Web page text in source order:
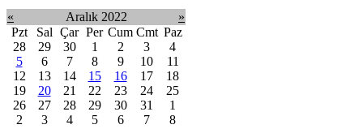
« Aralık 2022
»
Pzt
Sal Çar Per Cum Cmt Paz
28
29 30 1 2 3
4
5
6 7 8 9 10
11
12
13 14 15 16 17
18
19
20 21 22 23 24
25
26
27 28 29 30 31
1
2
3 4 5 6 7 8